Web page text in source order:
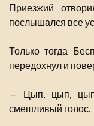
Приезжий
послышался все
Только тогда
передохнул и
— Цып, цып,
смешливый голос.